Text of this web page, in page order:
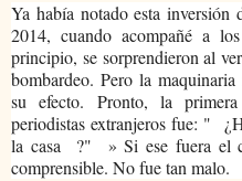
Ya había notado esta inversión
2014, cuando acompañé a
principio, se sorprendieron al
bombardeo. Pero la
su efecto. Pronto, la
periodistas extranjeros fue: "
la casa
?"
» Si ese fuera el
comprensible. No fue tan malo.